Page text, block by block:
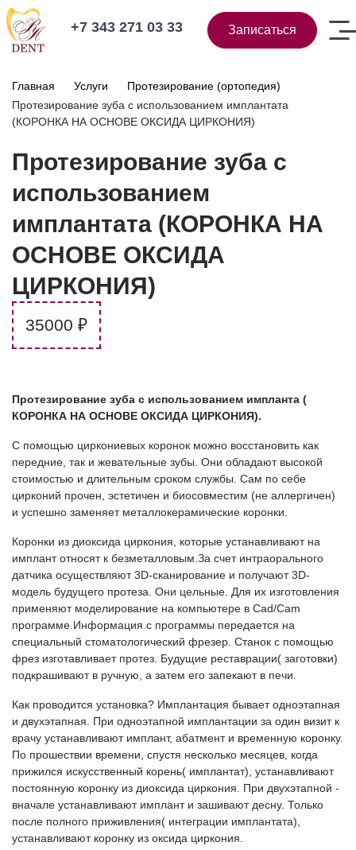
+7 343 271 03 33 Записаться
Главная Услуги
Протезирование (ортопедия)
Протезирование зуба с использованием имплантата
(КОРОНКА НА ОСНОВЕ ОКСИДА ЦИРКОНИЯ)
Протезирование зуба с
использованием
имплантата (КОРОНКА НА
ОСНОВЕ ОКСИДА
ЦИРКОНИЯ)
35000 ₽
Протезирование зуба с использованием импланта (
КОРОНКА НА ОСНОВЕ ОКСИДА ЦИРКОНИЯ).
С помощью циркониевых коронок можно восстановить как
передние, так и жевательные зубы. Они обладают высокой
стоимостью и длительным сроком службы. Сам по себе
цирконий прочен, эстетичен и биосовместим (не аллергичен)
и успешно заменяет металлокерамические коронки.
Коронки из диоксида циркония, которые устанавливают на
имплант относят к безметалловым.За счет интраорального
датчика осуществляют 3D-сканирование и получают 3D-
модель будущего протеза. Они цельные. Для их изготовления
применяют моделирование на компьютере в Cad/Сam
программе.Информация с программы передается на
специальный стоматологический фрезер. Станок с помощью
фрез изготавливает протез. Будущие реставрации( заготовки)
подкрашивают в ручную, а затем его запекают в печи.
Как проводится установка? Имплантация бывает одноэтапная
и двухэтапная. При одноэтапной имплантации за один визит к
врачу устанавливают имплант, абатмент и временную коронку.
По прошествии времени, спустя несколько месяцев, когда
прижился искусственный корень( имплантат), устанавливают
постоянную коронку из диоксида циркония. При двухэтапной -
вначале устанавливают имплант и зашивают десну. Только
после полного приживления( интеграции имплантата),
устанавливают коронку из оксида циркония.